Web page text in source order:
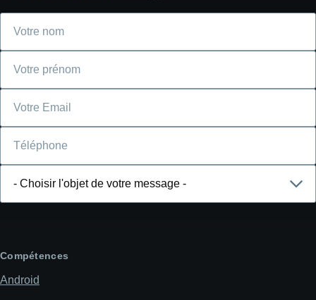
message
Compétences
Android